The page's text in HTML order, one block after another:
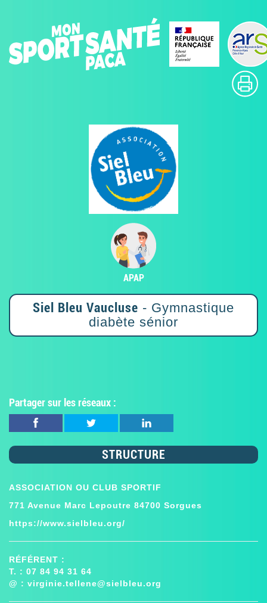
APAP
Siel Bleu Vaucluse - Gymnastique
diabète sénior
Partager sur les réseaux :
STRUCTURE
ASSOCIATION OU CLUB SPORTIF
771 Avenue Marc Lepoutre 84700 Sorgues
https://www.sielbleu.org/
RÉFÉRENT :
T. : 07 84 94 31 64
@ : virginie.tellene@sielbleu.org